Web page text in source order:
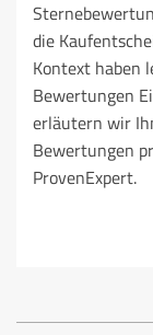
die
Kontext haben
Bewertungen
erläutern wir
Bewertungen
ProvenExpert.